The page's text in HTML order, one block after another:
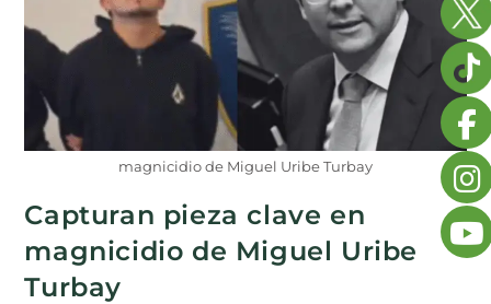
magnicidio de Miguel Uribe Turbay
Capturan pieza clave en
magnicidio de Miguel Uribe
Turbay